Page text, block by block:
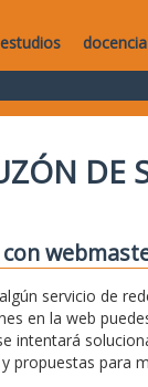
estudios docencia
DE
servicio de
en la web
intentará
propuestas para